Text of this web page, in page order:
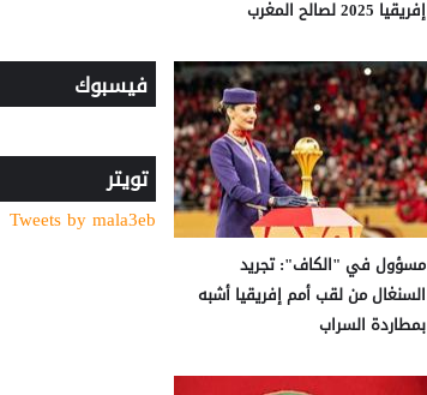
إفريقيا 2025 لصالح المغرب
مسؤول في "الكاف": تجريد
السنغال من لقب أمم إفريقيا أشبه
بمطاردة السراب
فيسبوك
تويتر
Tweets by mala3eb